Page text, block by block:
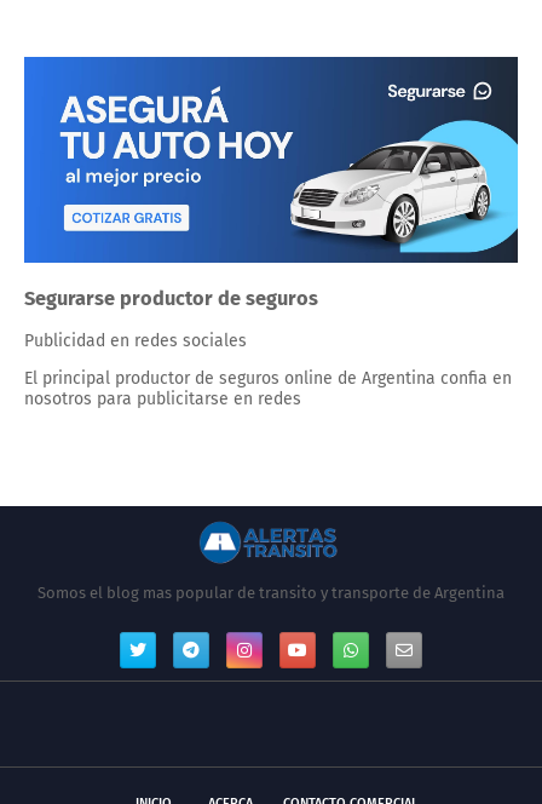
Segurarse productor de seguros
Publicidad en redes sociales
El principal productor de seguros online de Argentina confia en
nosotros para publicitarse en redes
Somos el blog mas popular de transito y transporte de Argentina